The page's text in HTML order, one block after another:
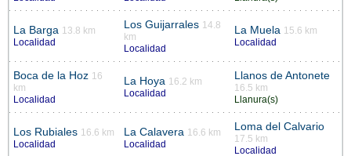
La Barga 13.8 km
Localidad
Los Guijarrales 14.8
km
Localidad
La Muela 15.6 km
Localidad
Boca de la Hoz 16
km
Localidad
La Hoya 16.2 km
Localidad
Llanos de Antonete
16.5 km
Llanura(s)
Los Rubiales 16.6 km
Localidad
La Calavera 16.6 km
Localidad
Loma del Calvario
17.5 km
Localidad